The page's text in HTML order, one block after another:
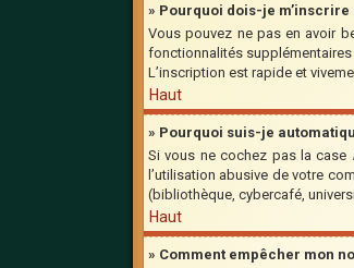
» Pourquoi dois-je m’inscrire
Vous pouvez ne pas en avoir
fonctionnalités supplémentaires
L’inscription est rapide et
Haut
» Pourquoi suis-je
Si vous ne cochez pas la case
l’utilisation abusive de votre
(bibliothèque, cybercafé,
Haut
» Comment empêcher mon